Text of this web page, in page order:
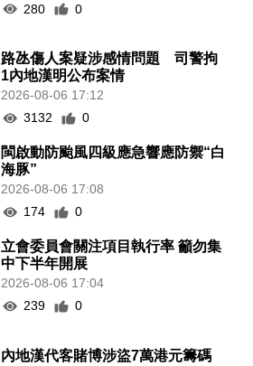
280
0
路氹傷人案疑涉感情問題 司警拘
1內地漢明公布案情
2026-08-06 17:12
3132
0
閩啟動防颱風四級應急響應防禦“白
海豚”
2026-08-06 17:08
174
0
立會委員會關注項目執行率 籲勿集
中下半年開展
2026-08-06 17:04
239
0
內地漢代客賭博涉盜7萬港元籌碼